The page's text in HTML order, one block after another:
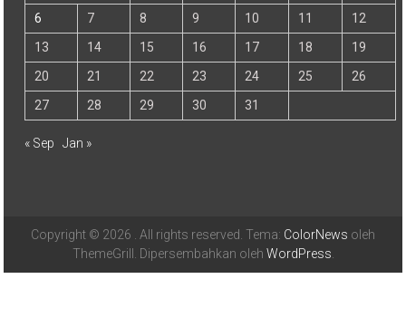
6
7 8 9 10 11
12
13
14 15 16 17 18
19
20
21 22 23 24 25
26
27
28 29 30 31
« Sep Jan »
Copyright © 2026 . All rights reserved. Tema: ColorNews oleh
ThemeGrill. Dipersembahkan oleh WordPress.